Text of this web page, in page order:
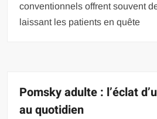
conventionnels offrent souvent
laissant les patients en quête
Pomsky adulte : l’éclat
au quotidien